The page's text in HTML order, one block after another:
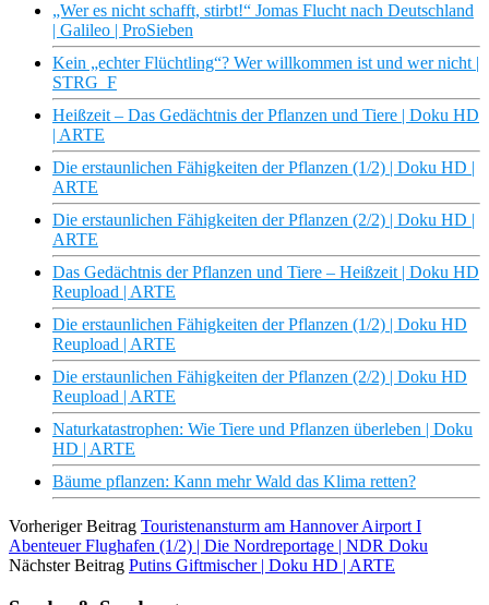
„Wer es nicht schafft, stirbt!“ Jomas Flucht nach Deutschland
| Galileo | ProSieben
Kein „echter Flüchtling“? Wer willkommen ist und wer nicht |
STRG_F
Heißzeit – Das Gedächtnis der Pflanzen und Tiere | Doku HD
| ARTE
Die erstaunlichen Fähigkeiten der Pflanzen (1/2) | Doku HD |
ARTE
Die erstaunlichen Fähigkeiten der Pflanzen (2/2) | Doku HD |
ARTE
Das Gedächtnis der Pflanzen und Tiere – Heißzeit | Doku HD
Reupload | ARTE
Die erstaunlichen Fähigkeiten der Pflanzen (1/2) | Doku HD
Reupload | ARTE
Die erstaunlichen Fähigkeiten der Pflanzen (2/2) | Doku HD
Reupload | ARTE
Naturkatastrophen: Wie Tiere und Pflanzen überleben | Doku
HD | ARTE
Bäume pflanzen: Kann mehr Wald das Klima retten?
Vorheriger Beitrag Touristenansturm am Hannover Airport I
Abenteuer Flughafen (1/2) | Die Nordreportage | NDR Doku
Nächster Beitrag Putins Giftmischer | Doku HD | ARTE